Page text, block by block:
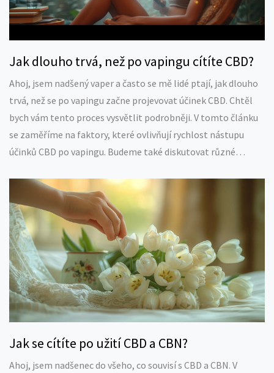
Jak dlouho trvá, než po vapingu cítíte CBD?
Ahoj, jsem nadšený vaper a často se mě lidé ptají, jak dlouho
trvá, než se po vapingu začne projevovat účinek CBD. Chtěl
bych vám tento proces vysvětlit podrobněji. V tomto článku
se zaměříme na faktory, které ovlivňují rychlost nástupu
účinků CBD po vapingu. Budeme také diskutovat různé
Jak se cítíte po užití CBD a CBN?
Ahoj, jsem nadšenec do všeho, co souvisí s CBD a CBN. V